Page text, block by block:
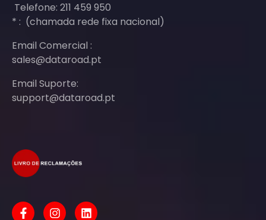
Telefone: 211 459 950
* : (chamada rede fixa nacional)
Email Comercial :
sales@dataroad.pt
Email Suporte:
support@dataroad.pt